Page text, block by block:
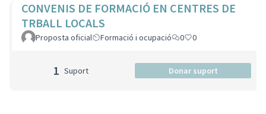
CONVENIS DE FORMACIÓ EN CENTRES DE
TRBALL LOCALS
Proposta oficial Formació i ocupació 0 0
1 Suport Donar suport